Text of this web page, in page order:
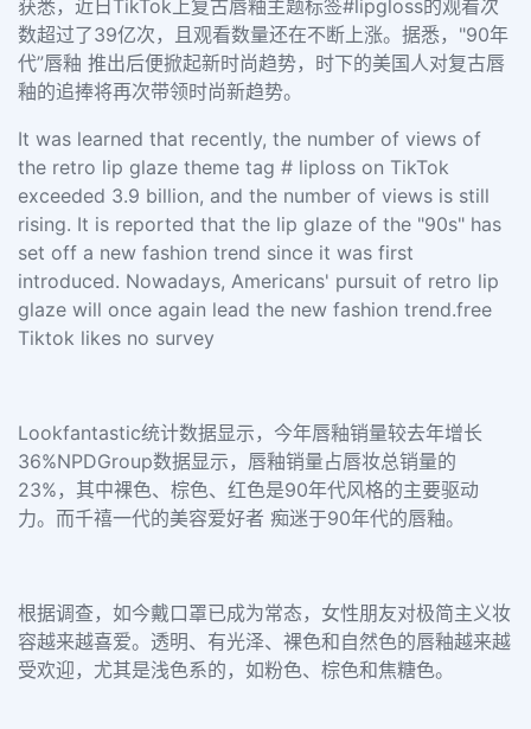
获悉，近日TikTok上复古唇釉主题标签#lipgloss的观看次
数超过了39亿次，且观看数量还在不断上涨。据悉，"90年
代”唇釉 推出后便掀起新时尚趋势，时下的美国人对复古唇
釉的追捧将再次带领时尚新趋势。
It was learned that recently, the number of views of
the retro lip glaze theme tag # liploss on TikTok
exceeded 3.9 billion, and the number of views is still
rising. It is reported that the lip glaze of the "90s" has
set off a new fashion trend since it was first
introduced. Nowadays, Americans' pursuit of retro lip
glaze will once again lead the new fashion trend.free
Tiktok likes no survey
Lookfantastic统计数据显示，今年唇釉销量较去年增长
36%NPDGroup数据显示，唇釉销量占唇妆总销量的
23%，其中裸色、棕色、红色是90年代风格的主要驱动
力。而千禧一代的美容爱好者 痴迷于90年代的唇釉。
根据调查，如今戴口罩已成为常态，女性朋友对极简主义妆
容越来越喜爱。透明、有光泽、裸色和自然色的唇釉越来越
受欢迎，尤其是浅色系的，如粉色、棕色和焦糖色。